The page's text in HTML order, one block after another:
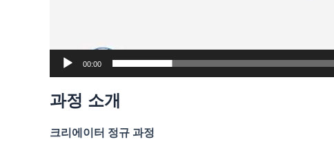
00:00
과정 소개
크리에이터 정규 과정